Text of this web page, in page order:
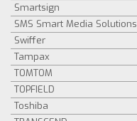
Smartsign
SMS Smart Media Solutions
Swiffer
Tampax
TOMTOM
TOPFIELD
Toshiba